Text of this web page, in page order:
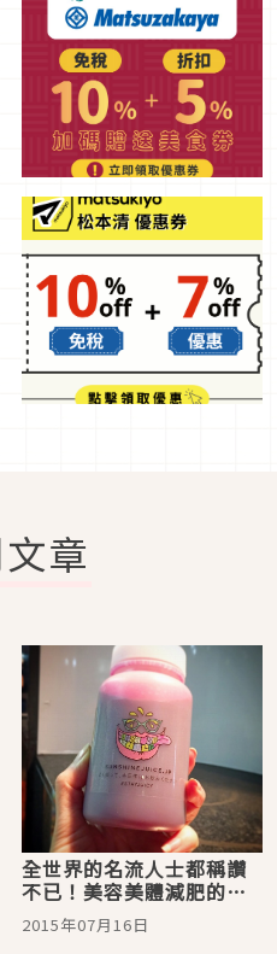
章
全世界的名流人士都稱讚
不已！美容美體減肥的救
世主，冷壓果汁。
2015年07月16日